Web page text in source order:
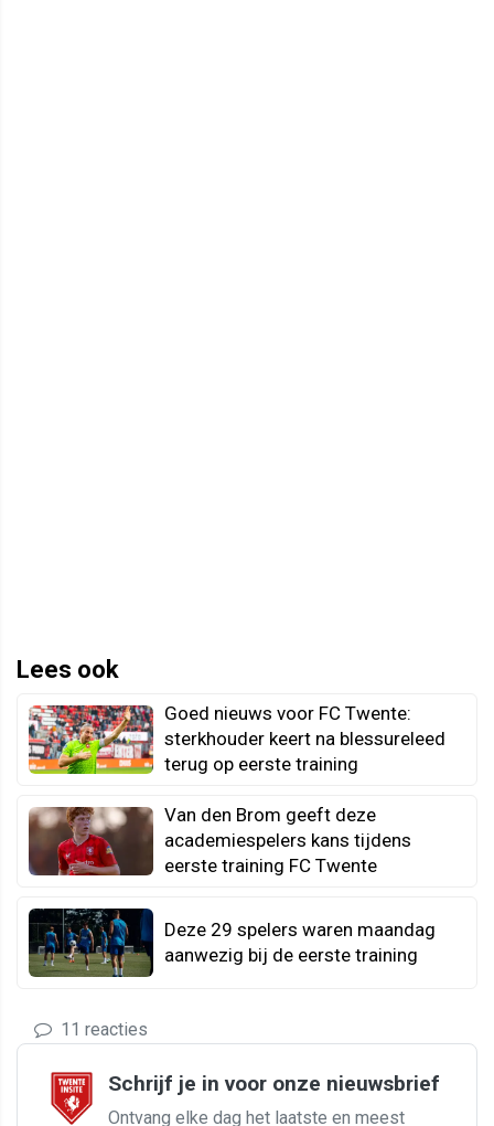
Lees ook
Goed nieuws voor FC Twente:
sterkhouder keert na blessureleed
terug op eerste training
Van den Brom geeft deze
academiespelers kans tijdens
eerste training FC Twente
Deze 29 spelers waren maandag
aanwezig bij de eerste training
11 reacties
Schrijf je in voor onze nieuwsbrief
Ontvang elke dag het laatste en meest